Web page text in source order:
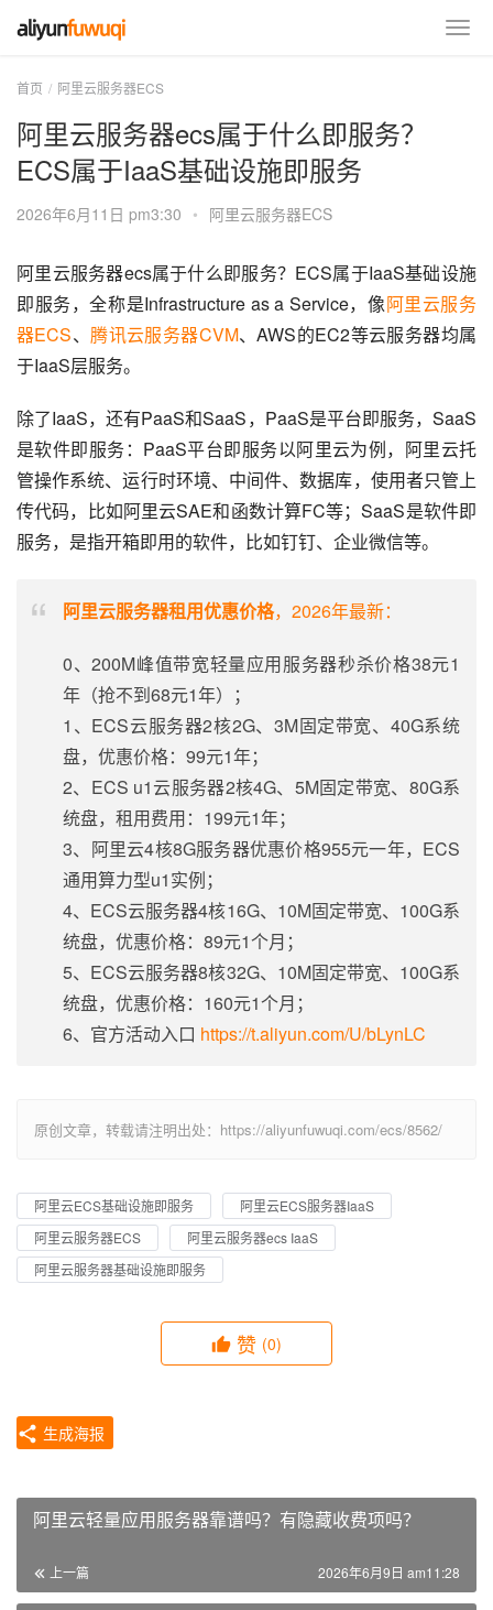
首页 阿里云服务器ECS
阿里云服务器ecs属于什么即服务？
ECS属于IaaS基础设施即服务
2026年6月11日 pm3:30 • 阿里云服务器ECS
阿里云服务器ecs属于什么即服务？ECS属于IaaS基础设施
即服务，全称是Infrastructure as a Service，像阿里云服务
器ECS、腾讯云服务器CVM、AWS的EC2等云服务器均属
于IaaS层服务。
除了IaaS，还有PaaS和SaaS，PaaS是平台即服务，SaaS
是软件即服务：PaaS平台即服务以阿里云为例，阿里云托
管操作系统、运行时环境、中间件、数据库，使用者只管上
传代码，比如阿里云SAE和函数计算FC等；SaaS是软件即
服务，是指开箱即用的软件，比如钉钉、企业微信等。
阿里云服务器租用优惠价格，2026年最新：
0、200M峰值带宽轻量应用服务器秒杀价格38元1
年（抢不到68元1年）；
1、ECS云服务器2核2G、3M固定带宽、40G系统
盘，优惠价格：99元1年；
2、ECS u1云服务器2核4G、5M固定带宽、80G系
统盘，租用费用：199元1年；
3、阿里云4核8G服务器优惠价格955元一年，ECS
通用算力型u1实例；
4、ECS云服务器4核16G、10M固定带宽、100G系
统盘，优惠价格：89元1个月；
5、ECS云服务器8核32G、10M固定带宽、100G系
统盘，优惠价格：160元1个月；
6、官方活动入口 https://t.aliyun.com/U/bLynLC
原创文章，转载请注明出处：https://aliyunfuwuqi.com/ecs/8562/
阿里云ECS基础设施即服务
阿里云ECS服务器IaaS
阿里云服务器ECS
阿里云服务器ecs IaaS
阿里云服务器基础设施即服务
赞 (0)
生成海报
阿里云轻量应用服务器靠谱吗？有隐藏收费项吗？
上一篇 2026年6月9日 am11:28